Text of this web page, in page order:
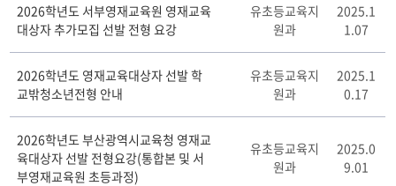
시
판
리
스
트
블
2026학년도 서부영재교육원 영재교육
대상자 추가모집 선발 전형 요강
유초등교육지
원과
2025.1
1.07
2026학년도 영재교육대상자 선발 학
교밖청소년전형 안내
유초등교육지
원과
2025.1
0.17
2026학년도 부산광역시교육청 영재교
육대상자 선발 전형요강(통합본 및 서
부영재교육원 초등과정)
유초등교육지
원과
2025.0
9.01